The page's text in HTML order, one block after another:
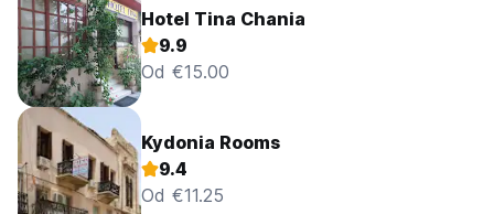
Hotel Tina Chania
9.9
Od €15.00
Kydonia Rooms
9.4
Od €11.25